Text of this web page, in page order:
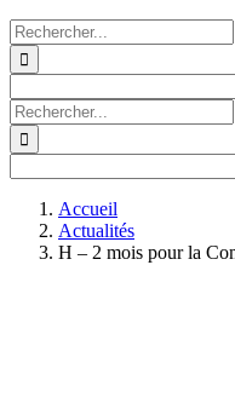
Rechercher:
Rechercher:
Accueil
Actualités
H – 2 mois pour la